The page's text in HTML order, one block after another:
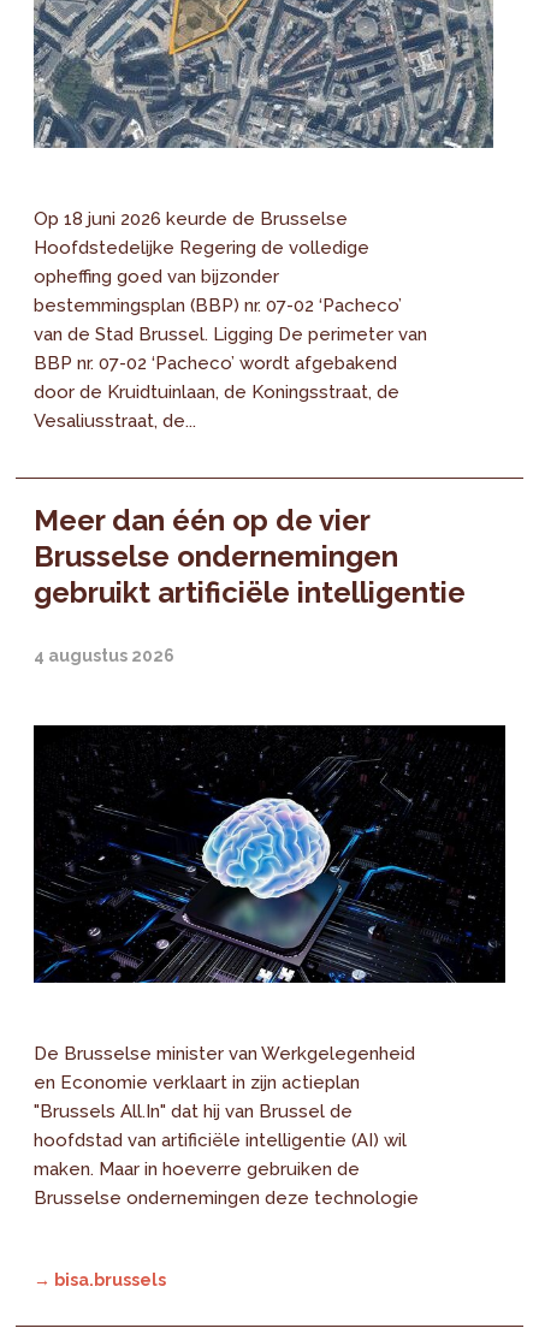
Op 18 juni 2026 keurde de Brusselse
Hoofdstedelijke Regering de volledige
opheffing goed van bijzonder
bestemmingsplan (BBP) nr. 07-02 ‘Pacheco’
van de Stad Brussel. Ligging De perimeter van
BBP nr. 07-02 ‘Pacheco’ wordt afgebakend
door de Kruidtuinlaan, de Koningsstraat, de
Vesaliusstraat, de...
Meer dan één op de vier
Brusselse ondernemingen
gebruikt artificiële intelligentie
4 augustus 2026
De Brusselse minister van Werkgelegenheid
en Economie verklaart in zijn actieplan
"Brussels All.In" dat hij van Brussel de
hoofdstad van artificiële intelligentie (AI) wil
maken. Maar in hoeverre gebruiken de
Brusselse ondernemingen deze technologie
→ bisa.brussels